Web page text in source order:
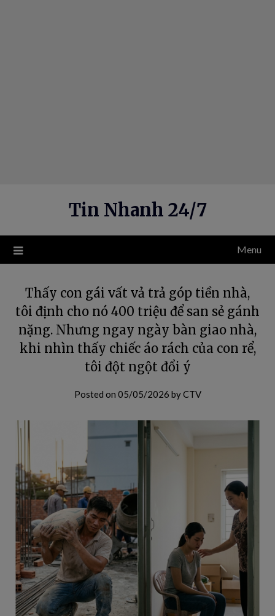
Tin Nhanh 24/7
Menu
Thấy con gái vất vả trả góp tiền nhà,
tôi định cho nó 400 triệu để san sẻ gánh
nặng. Nhưng ngay ngày bàn giao nhà,
khi nhìn thấy chiếc áo rách của con rể,
tôi đột ngột đổi ý
Posted on 05/05/2026 byCTV